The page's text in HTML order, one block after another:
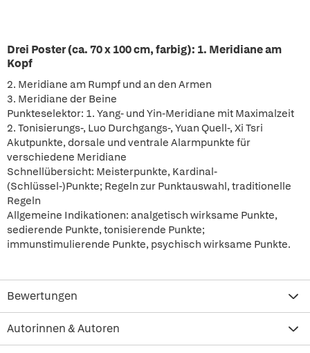
Drei Poster (ca. 70 x 100 cm, farbig): 1. Meridiane am
Kopf
2. Meridiane am Rumpf und an den Armen
3. Meridiane der Beine
Punkteselektor: 1. Yang- und Yin-Meridiane mit Maximalzeit
2. Tonisierungs-, Luo Durchgangs-, Yuan Quell-, Xi Tsri
Akutpunkte, dorsale und ventrale Alarmpunkte für
verschiedene Meridiane
Schnellübersicht: Meisterpunkte, Kardinal-
(Schlüssel-)Punkte; Regeln zur Punktauswahl, traditionelle
Regeln
Allgemeine Indikationen: analgetisch wirksame Punkte,
sedierende Punkte, tonisierende Punkte;
immunstimulierende Punkte, psychisch wirksame Punkte.
Bewertungen
Autorinnen & Autoren